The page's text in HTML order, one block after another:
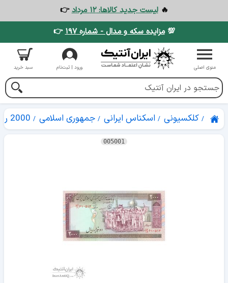
🔥لیست جدید کالاها: ۱۲ مرداد
👉
💯مزایده سکه و مدال - شماره ۱۹۷ 👉
منوی اصلی ورود | ثبت‌نام سبد خرید
کلکسیونی اسکناس ایرانی جمهوری اسلامی 2000 ریال
005001